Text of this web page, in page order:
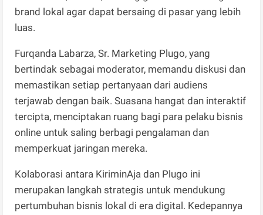
brand lokal agar dapat bersaing di pasar yang lebih
luas.
Furqanda Labarza, Sr. Marketing Plugo, yang
bertindak sebagai moderator, memandu diskusi dan
memastikan setiap pertanyaan dari audiens
terjawab dengan baik. Suasana hangat dan interaktif
tercipta, menciptakan ruang bagi para pelaku bisnis
online untuk saling berbagi pengalaman dan
memperkuat jaringan mereka.
Kolaborasi antara KiriminAja dan Plugo ini
merupakan langkah strategis untuk mendukung
pertumbuhan bisnis lokal di era digital. Kedepannya